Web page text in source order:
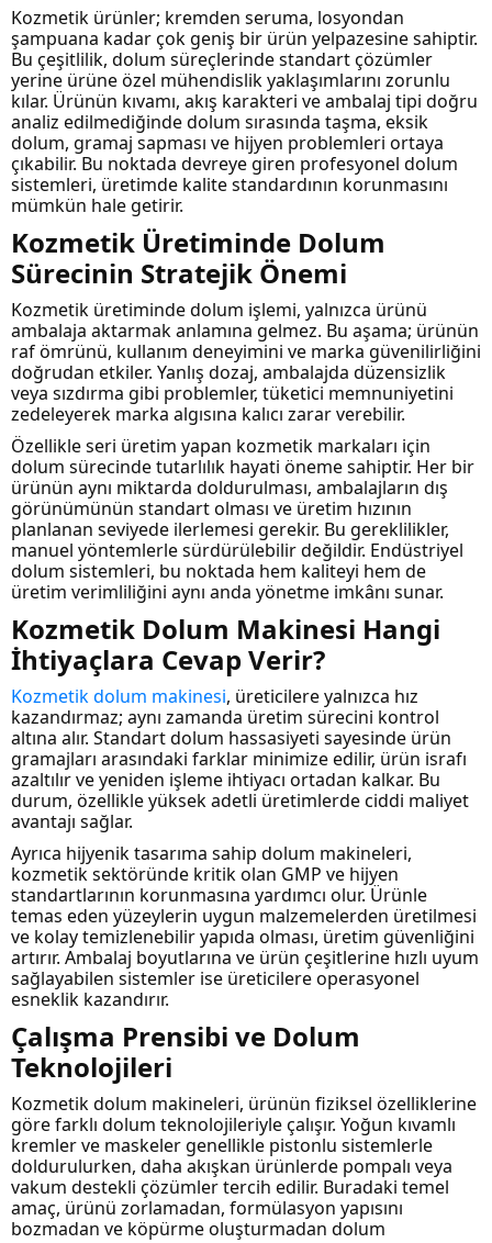
Kozmetik ürünler; kremden seruma, losyondan
şampuana kadar çok geniş bir ürün yelpazesine sahiptir.
Bu çeşitlilik, dolum süreçlerinde standart çözümler
yerine ürüne özel mühendislik yaklaşımlarını zorunlu
kılar. Ürünün kıvamı, akış karakteri ve ambalaj tipi doğru
analiz edilmediğinde dolum sırasında taşma, eksik
dolum, gramaj sapması ve hijyen problemleri ortaya
çıkabilir. Bu noktada devreye giren profesyonel dolum
sistemleri, üretimde kalite standardının korunmasını
mümkün hale getirir.
Kozmetik Üretiminde Dolum
Sürecinin Stratejik Önemi
Kozmetik üretiminde dolum işlemi, yalnızca ürünü
ambalaja aktarmak anlamına gelmez. Bu aşama; ürünün
raf ömrünü, kullanım deneyimini ve marka güvenilirliğini
doğrudan etkiler. Yanlış dozaj, ambalajda düzensizlik
veya sızdırma gibi problemler, tüketici memnuniyetini
zedeleyerek marka algısına kalıcı zarar verebilir.
Özellikle seri üretim yapan kozmetik markaları için
dolum sürecinde tutarlılık hayati öneme sahiptir. Her bir
ürünün aynı miktarda doldurulması, ambalajların dış
görünümünün standart olması ve üretim hızının
planlanan seviyede ilerlemesi gerekir. Bu gereklilikler,
manuel yöntemlerle sürdürülebilir değildir. Endüstriyel
dolum sistemleri, bu noktada hem kaliteyi hem de
üretim verimliliğini aynı anda yönetme imkânı sunar.
Kozmetik Dolum Makinesi Hangi
İhtiyaçlara Cevap Verir?
Kozmetik dolum makinesi, üreticilere yalnızca hız
kazandırmaz; aynı zamanda üretim sürecini kontrol
altına alır. Standart dolum hassasiyeti sayesinde ürün
gramajları arasındaki farklar minimize edilir, ürün israfı
azaltılır ve yeniden işleme ihtiyacı ortadan kalkar. Bu
durum, özellikle yüksek adetli üretimlerde ciddi maliyet
avantajı sağlar.
Ayrıca hijyenik tasarıma sahip dolum makineleri,
kozmetik sektöründe kritik olan GMP ve hijyen
standartlarının korunmasına yardımcı olur. Ürünle
temas eden yüzeylerin uygun malzemelerden üretilmesi
ve kolay temizlenebilir yapıda olması, üretim güvenliğini
artırır. Ambalaj boyutlarına ve ürün çeşitlerine hızlı uyum
sağlayabilen sistemler ise üreticilere operasyonel
esneklik kazandırır.
Çalışma Prensibi ve Dolum
Teknolojileri
Kozmetik dolum makineleri, ürünün fiziksel özelliklerine
göre farklı dolum teknolojileriyle çalışır. Yoğun kıvamlı
kremler ve maskeler genellikle pistonlu sistemlerle
doldurulurken, daha akışkan ürünlerde pompalı veya
vakum destekli çözümler tercih edilir. Buradaki temel
amaç, ürünü zorlamadan, formülasyon yapısını
bozmadan ve köpürme oluşturmadan dolum